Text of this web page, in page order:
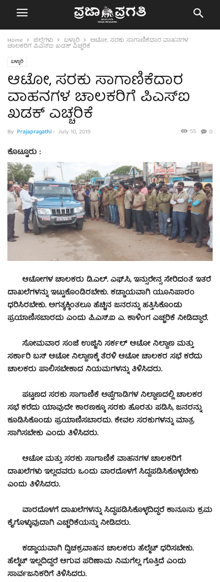
Home ಜಿಲ್ಲೆಗಳು ಬಳ್ಳಾರಿ ಆಟೋ, ಸರಕು ಸಾಗಾಣಿಕೆದಾರ ವಾಹನಗಳ
ಚಾಲಕರಿಗೆ ಪಿಎಸ್‍ಐ ಖಡಕ್ ಎಚ್ಚರಿಕೆ
ಬಳ್ಳಾರಿ
ಆಟೋ, ಸರಕು ಸಾಗಾಣಿಕೆದಾರ
ವಾಹನಗಳ ಚಾಲಕರಿಗೆ ಪಿಎಸ್‍ಐ
ಖಡಕ್ ಎಚ್ಚರಿಕೆ
By Prajapragathi- July 10, 2019 0
55
ಕೊಟ್ಟೂರು :
ಆಟೋಗಳ ಚಾಲಕರು ಡಿ.ಎಲ್. ಎಫ್.ಸಿ, ಇನ್ಸುರೇನ್ಸ ಸೇರಿದಂತೆ ಇತರೆ
ದಾಖಲೆಗಳನ್ನು ಇಟ್ಟುಕೊಂಡಿರಬೇಕು. ಕಡ್ಡಾಯವಾಗಿ ಯೂನಿಪಾರಂ
ಧರಿಸಿರಬೇಕು. ಅಗತ್ಯಕ್ಕಿಂತಲೂ ಹೆಚ್ಚಿನ ಜನರನ್ನು ಹತ್ತಿಸಿಕೊಂಡು
ಪ್ರಯಾಣಿಸಬಾರದು ಎಂದು ಪಿ.ಎಸ್.ಐ ಎ. ಕಾಳಿಂಗ ಎಚ್ಚರಿಕೆ ನೀಡಿದ್ದಾರೆ.
ಸೋಮವಾರ ಸಂಜೆ ಉಜ್ಜಿನಿ ಸರ್ಕಲ್ ಆಟೋ ನಿಲ್ದಾಣ ಮತ್ತು
ಸರ್ಕಾರಿ ಬಸ್ ಆಟೋ ನಿಲ್ದಾಣಕ್ಕೆ ತೆರಳಿ ಆಟೋ ಚಾಲಕರ ಸಭೆ ಕರೆದು
ಚಾಲಕರು ಪಾಲಿಸಬೇಕಾದ ನಿಯಮಗಳನ್ನು ತಿಳಿಸಿದರು.
ಪಟ್ಟಣದ ಸರಕು ಸಾಗಾಣಿಕೆ ಅಪ್ಪೆಗಾಡಿಗಳ ನಿಲ್ದಾಣದಲ್ಲಿ ಚಾಲಕರ
ಸಭೆ ಕರೆದು ಯಾವುದೇ ಕಾರಣಕ್ಕೂ ಸರಕು ಹೊರತು ಪಡಿಸಿ, ಜನರನ್ನು
ಕೂಡಿಸಿಕೊಂಡು ಪ್ರಯಾಣಿಸಬಾರದು. ಕೇವಲ ಸರಕುಗಳನ್ನು ಮಾತ್ರ
ಸಾಗಿಸಬೇಕು ಎಂದು ತಿಳಿಸಿದರು.
ಆಟೋ ಮತ್ತು ಸರಕು ಸಾಗಾಣಿಕೆ ವಾಹನಗಳ ಚಾಲಕರಿಗೆ
ದಾಖಲೆಗಳು ಇಲ್ಲದವರು ಒಂದು ವಾರದೊಳಗೆ ಸಿದ್ದಪಡಿಸಿಕೊಳ್ಳಬೇಕು
ಎಂದು ತಿಳಿಸಿದರು.
ವಾರದೊಳಗೆ ದಾಖಲೆಗಳನ್ನು ಸಿದ್ದಪಡಿಸಿಕೊಳ್ಳದಿದ್ದರೆ ಕಾನೂನು ಕ್ರಮ
ಕೈಗೊಳ್ಳುವುದಾಗಿ ಎಚ್ಚರಿಕೆಯನ್ನು ನೀಡಿದರು.
ಕಡ್ಡಾಯವಾಗಿ ದ್ವಿಚಕ್ರವಾಹನ ಚಾಲಕರು ಹೆಲ್ಮೆಟ್ ಧರಿಸಬೇಕು.
ಹೆಲ್ಮೆಟ್ ಇಲ್ಲದಿದ್ದರೆ ಆಗುವ ಪರಿಣಾಮ ನಿಮಗೆಲ್ಲ ಗೊತ್ತಿದೆ ಎಂದು
ಸಾರ್ವಜನಿಕರಿಗೆ ತಿಳಿಸಿದರು.